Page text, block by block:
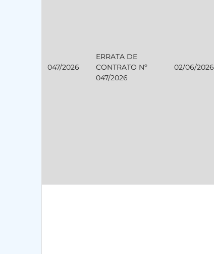
047/2026
ERRATA DE
CONTRATO Nº
047/2026
02/06/2026